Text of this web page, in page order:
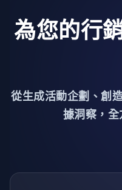
為您的行
從生成活動企劃、創
據洞察，